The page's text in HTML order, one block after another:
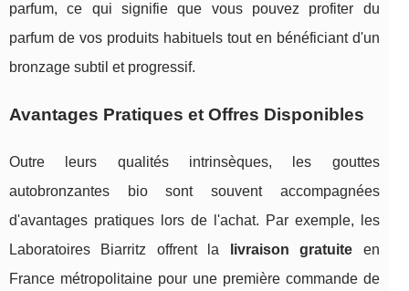
parfum, ce qui signifie que vous pouvez profiter du
parfum de vos produits habituels tout en bénéficiant d'un
bronzage subtil et progressif.
Avantages Pratiques et Offres Disponibles
Outre leurs qualités intrinsèques, les gouttes
autobronzantes bio sont souvent accompagnées
d'avantages pratiques lors de l'achat. Par exemple, les
Laboratoires Biarritz offrent la
livraison gratuite en
France métropolitaine pour une première commande de